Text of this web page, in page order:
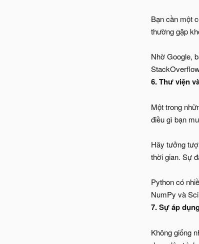
Bạn cần một
thường gặp
Nhờ Google,
6. Thư viện
Một trong
điều gì bạn
Hãy tưởng
thời gian. Sự
Python có
NumPy và
7. Sự áp
Không giống